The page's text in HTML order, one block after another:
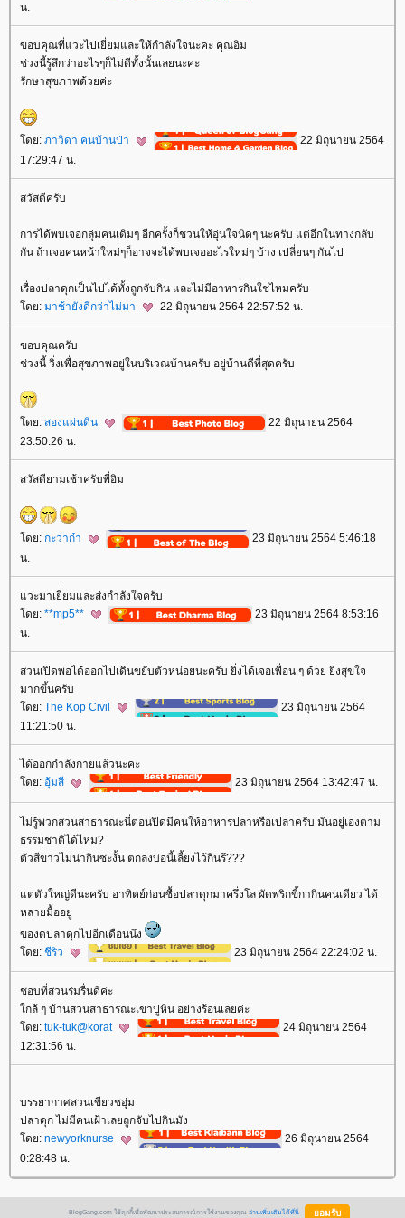
น.
ขอบคุณที่แวะไปเยี่ยมและให้กำลังใจนะคะ คุณอิม
ช่วงนี้รู้สึกว่าอะไรๆก็ไม่ดีทั้งนั้นเลยนะคะ
รักษาสุขภาพด้วยค่ะ
ดย: ภาวิดา คนบ้านป่า
22 มิถุนายน 2564
17:29:47 น.
สวัสดีครับ
การได้พบเจอกลุ่มคนเดิมๆ อีกครั้งก็ชวนให้อุ่นใจนิดๆ นะครับ แต่อีกในทางกลับ
กัน ถ้าเจอคนหน้าใหม่ๆก็อาจจะได้พบเจออะไรใหม่ๆ บ้าง เปลี่ยนๆ กันไป
เรื่องปลาดุกเป็นไปได้ทั้งถูกจับกิน และไม่มีอาหารกินใช่ไหมครับ
ดย: มาช้ายังดีกว่าไม่มา 22 มิถุนายน 2564 22:57:52 น.
ขอบคุณครับ
ช่วงนี้ วิ่งเพื่อสุขภาพอยู่ในบริเวณบ้านครับ อยู่บ้านดีที่สุดครับ
ดย: สองแผ่นดิน
22 มิถุนายน 2564
23:50:26 น.
สวัสดียามเช้าครับพี่อิม
ดย: กะว่าก๋า
23 มิถุนายน 2564 5:46:18
น.
วะมาเยี่ยมและส่งกำลังใจครับ
ดย: **mp5**
23 มิถุนายน 2564 8:53:16
น.
สวนเปิดพอได้ออกไปเดินขยับตัวหน่อยนะครับ ยิ่งได้เจอเพื่อน ๆ ด้วย ยิ่งสุขใจ
มากขึ้นครับ
ดย: The Kop Civil
23 มิถุนายน 2564
11:21:50 น.
ได้ออกกำลังกายแล้วนะคะ
ดย: อุ้มสี 23 มิถุนายน 2564 13:42:47 น.
ไม่รู้พวกสวนสาธารณะนี่ตอนปิดมีคนให้อาหารปลาหรือเปล่าครับ มันอยู่เองตาม
ธรรมชาติได้ไหม?
ตัวสีขาวไม่น่ากินซะงั้น ตกลงบ่อนี้เลี้ยงไว้กินรึ???
ต่ตัวใหญ่ดีนะครับ อาทิตย์ก่อนซื้อปลาดุกมาครึ่งโล ผัดพริกขี้กากินคนเดียว ได้
หลายมื้ออยู่
ของดปลาดุกไปอีกเดือนนึง
ดย: ชีริว 23 มิถุนายน 2564 22:24:02 น.
ชอบที่สวนร่มรื่นดีค่ะ
กล้ ๆ บ้านสวนสาธารณะเขาปูหิน อย่างร้อนเลยค่ะ
ดย: tuk-tuk@korat
24 มิถุนายน 2564
12:31:56 น.
บรรยากาศสวนเขียวชอุ่ม
ปลาดุก ไม่มีคนเฝ้าเลยถูกจับไปกินมัง
ดย: newyorknurse
26 มิถุนายน 2564
0:28:48 น.
BlogGang.com ใช้คุกกี้เพื่อพัฒนาประสบการณ์การใช้งานของคุณ อ่านเพิ่มเติมได้ที่นี่